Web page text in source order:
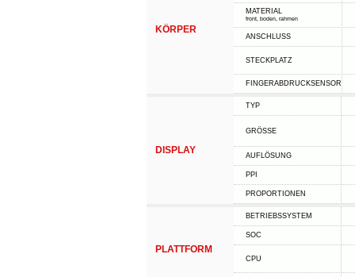
KÖRPER
MATERIAL
front, boden, rahmen
ANSCHLUSS
STECKPLATZ
FINGERABDRUCKSENSOR
DISPLAY
TYP
GRÖSSE
AUFLÖSUNG
PPI
PROPORTIONEN
PLATTFORM
BETRIEBSSYSTEM
SOC
CPU